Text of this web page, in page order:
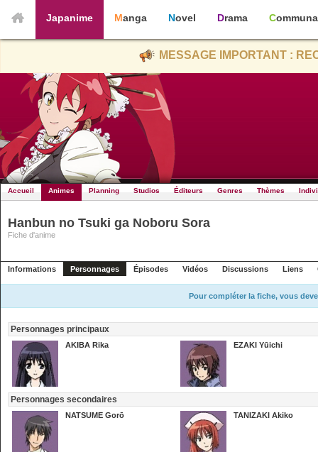
Japanime Manga Novel Drama
MESSAGE IMPORTANT :
Accueil Animes Planning Studios Éditeurs Genres Thèmes
Hanbun no Tsuki ga Noboru Sora
Fiche d'anime
Informations Personnages Épisodes Vidéos Discussions Liens
Pour compléter la fiche, vous
Personnages principaux
AKIBA Rika EZAKI Yūichi
Personnages secondaires
NATSUME Gorō TANIZAKI Akiko